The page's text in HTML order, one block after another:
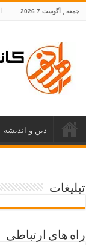
جمعه , آگوست 7 2026
دین و اندیشه
تبلیغات
راه های ارتباطی